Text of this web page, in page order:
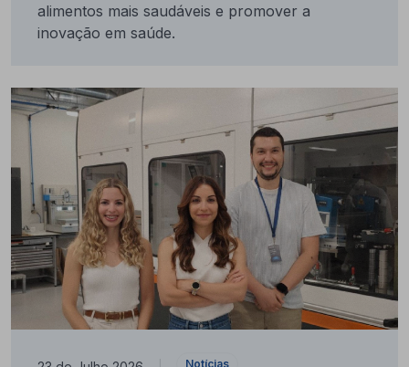
alimentos mais saudáveis e promover a
inovação em saúde.
Notícias